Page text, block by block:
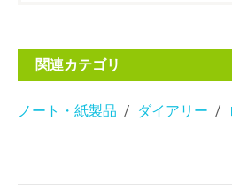
関連カテゴリ
ノート・紙製品 ダイアリー